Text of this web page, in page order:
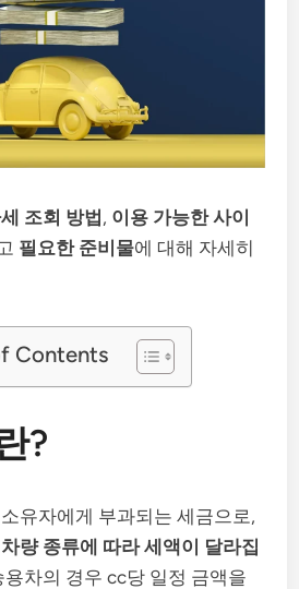
조회 방법, 이용 가능한 사이
필요한 준비물에 대해 자세히
Contents
?
유자에게 부과되는 세금으로,
량 종류에 따라 세액이 달라집
차의 경우 cc당 일정 금액을